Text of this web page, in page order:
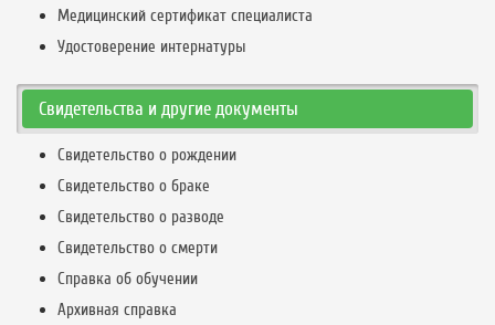
Медицинский сертификат специалиста
Удостоверение интернатуры
Свидетельства и другие документы
Свидетельство о рождении
Свидетельство о браке
Свидетельство о разводе
Свидетельство о смерти
Справка об обучении
Архивная справка